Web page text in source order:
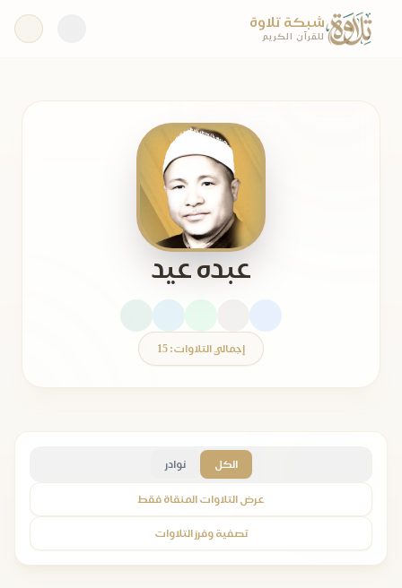
شبكة تلاوة
للقرآن الكريم
عبده عيد
إجمالي التلاوات: 15
الكل نوادر
عرض التلاوات المنقاة فقط
تصفية وفرز التلاوات